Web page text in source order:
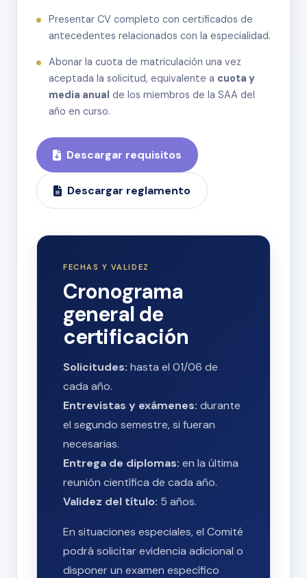
Presentar CV completo con certificados de
antecedentes relacionados con la especialidad.
Abonar la cuota de matriculación una vez
aceptada la solicitud, equivalente a cuota y
media anual de los miembros de la SAA del
año en curso.
Descargar requisitos
Descargar reglamento
FECHAS Y VALIDEZ
Cronograma
general de
certificación
Solicitudes: hasta el 01/06 de
cada año.
Entrevistas y exámenes: durante
el segundo semestre, si fueran
necesarias.
Entrega de diplomas: en la última
reunión científica de cada año.
Validez del título: 5 años.
En situaciones especiales, el Comité
podrá solicitar evidencia adicional o
disponer un examen específico